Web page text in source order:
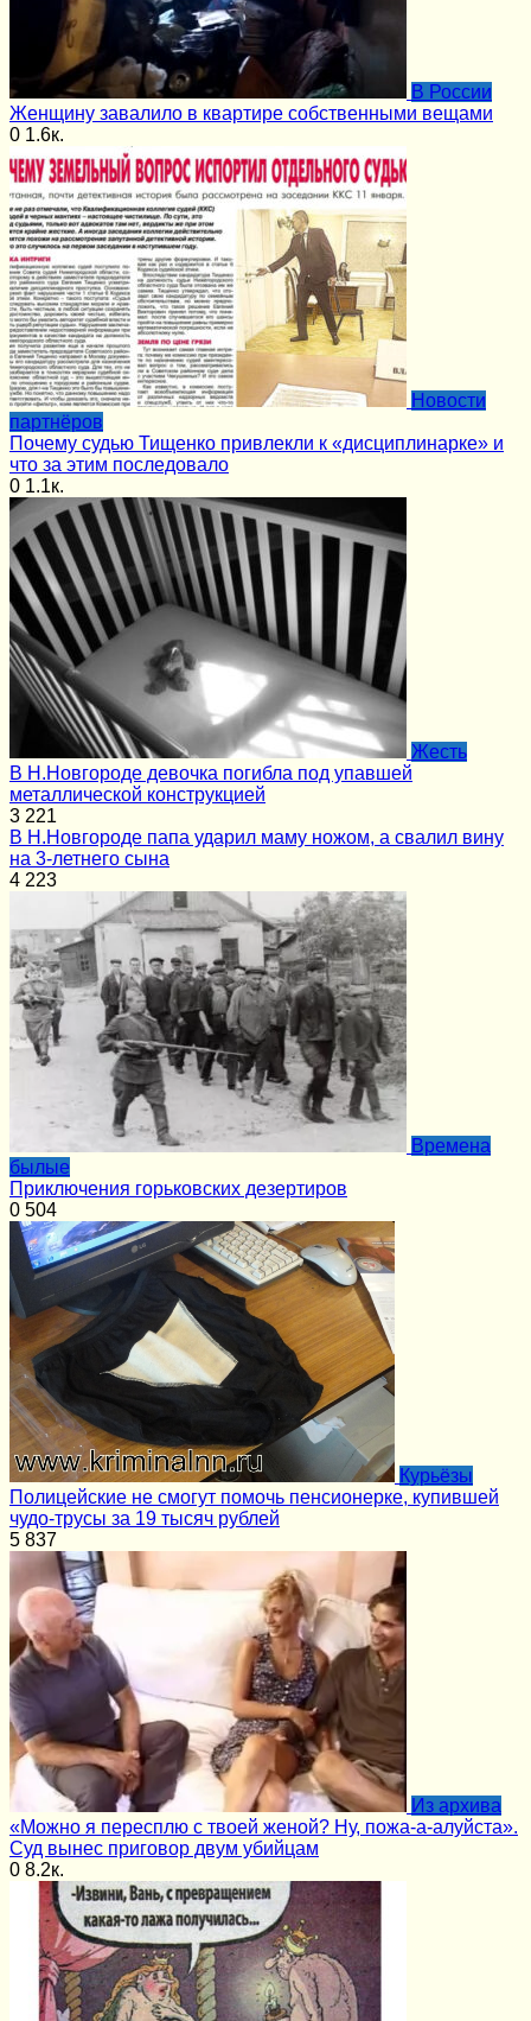
В России
Женщину завалило в квартире собственными вещами
0 1.6к.
Новости
партнёров
Почему судью Тищенко привлекли к «дисциплинарке» и
что за этим последовало
0 1.1к.
Жесть
В Н.Новгороде девочка погибла под упавшей
металлической конструкцией
3 221
В Н.Новгороде папа ударил маму ножом, а свалил вину
на 3-летнего сына
4 223
Времена
былые
Приключения горьковских дезертиров
0 504
Курьёзы
Полицейские не смогут помочь пенсионерке, купившей
чудо-трусы за 19 тысяч рублей
5 837
Из архива
«Можно я пересплю с твоей женой? Ну, пожа-а-алуйста».
Суд вынес приговор двум убийцам
0 8.2к.